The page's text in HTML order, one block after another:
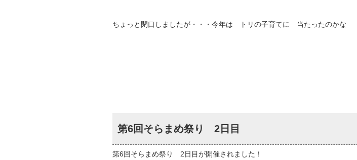
ちょっと閉口しましたが・・・今年は トリの子育てに 当たったのかな
第6回そらまめ祭り 2日目
第6回そらまめ祭り 2日目が開催されました！